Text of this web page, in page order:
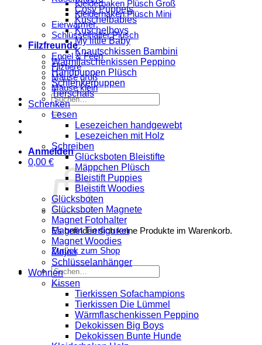
Kleiderhaken Plüsch Groß
Kleiderhaken Plüsch Mini
Eierwärmer
Schlüsselhalter Plüsch
Filzfreunde
Engel & Feen
Filztiere
Mäuse groß
Mäuse klein
Suchen
nach:
Anmelden
0,00 €
Es befinden sich keine Produkte im Warenkorb.
Zurück zum Shop
Suchen
nach:
Cosy Puppets
Kuschelbabies
Kuschelboys
My little Baby
Knautschkissen Bambini
Wärmflaschenkissen Peppino
Handpuppen Plüsch
Schlenkerpuppen
Tierschals
Schenken
Lesen
Lesezeichen handgewebt
Lesezeichen mit Holz
Schreiben
Glücksboten Bleistifte
Mäppchen Plüsch
Bleistift Puppies
Bleistift Woodies
Glücksboten
Glücksboten Magnete
Magnet Fotohalter
Magnet Tierfiguren
Magnet Woodies
Mojos
Schlüsselanhänger
Wohnen
Kissen
Tierkissen Sofachampions
Tierkissen Die Lümmel
Wärmflaschenkissen Peppino
Dekokissen Big Boys
Dekokissen Bunte Hunde